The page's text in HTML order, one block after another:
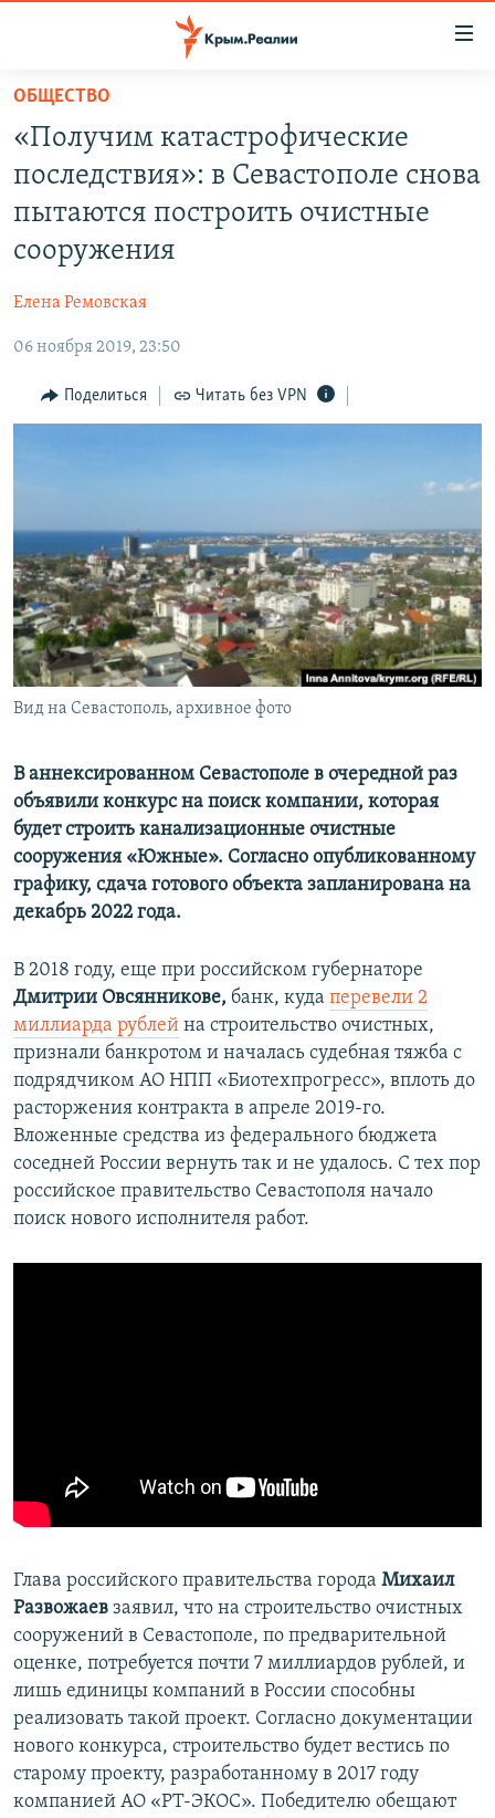
Вернуться
основному
содержанию
главной
Вернутся
СПЕЦПРОЕКТЫ
ИНФОГРАФИКА
ТЕЛЕПРОЕКТ КРЫМ.РЕАЛИИ
КРЫМ.НЕПОКОРЕННЫЙ
ELIFBE
УКРАИНСКАЯ ПРОБЛЕМА КРЫМА
КАК ОБОЙТИ БЛОКИРОВКУ
Все сайты RFE/RL
ОБЩЕСТВО
«Получим катастрофические
последствия»: в Севастополе снова
пытаются построить очистные
сооружения
Елена Ремовская
06 ноября 2019, 23:50
Поделиться Читать без VPN
Вид на Севастополь, архивное фото
В аннексированном Севастополе в очередной раз
объявили конкурс на поиск компании, которая
будет строить канализационные очистные
сооружения «Южные». Согласно опубликованному
графику, сдача готового объекта запланирована на
декабрь 2022 года.
В 2018 году, еще при российском губернаторе
Дмитрии Овсянникове, банк, куда перевели 2
миллиарда рублей на строительство очистных,
признали банкротом и началась судебная тяжба с
подрядчиком АО НПП «Биотехпрогресс», вплоть до
расторжения контракта в апреле 2019-го.
Вложенные средства из федерального бюджета
соседней России вернуть так и не удалось. С тех пор
российское правительство Севастополя начало
поиск нового исполнителя работ.
Глава российского правительства города Михаил
Развожаев заявил, что на строительство очистных
сооружений в Севастополе, по предварительной
оценке, потребуется почти 7 миллиардов рублей, и
лишь единицы компаний в России способны
реализовать такой проект. Согласно документации
нового конкурса, строительство будет вестись по
старому проекту, разработанному в 2017 году
компанией АО «РТ-ЭКОС». Победителю обещают